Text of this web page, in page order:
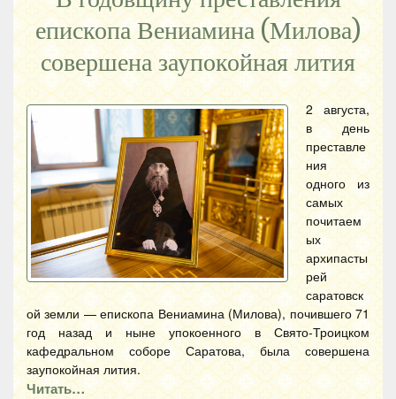
епископа Вениамина (Милова)
совершена заупокойная лития
2 августа,
в день
преставле
ния
одного из
самых
почитаем
ых
архипасты
рей
саратовск
ой земли — епископа Вениамина (Милова), почившего 71
год назад и ныне упокоенного в Свято-Троицком
кафедральном соборе Саратова, была совершена
заупокойная лития.
Читать…